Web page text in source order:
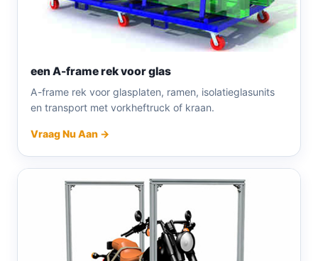
een A-frame rek voor glas
A-frame rek voor glasplaten, ramen, isolatieglasunits
en transport met vorkheftruck of kraan.
Vraag Nu Aan →